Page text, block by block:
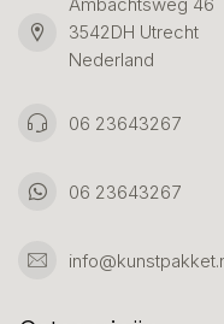
3542DH Utrecht
Nederland
06 23643267
06 23643267